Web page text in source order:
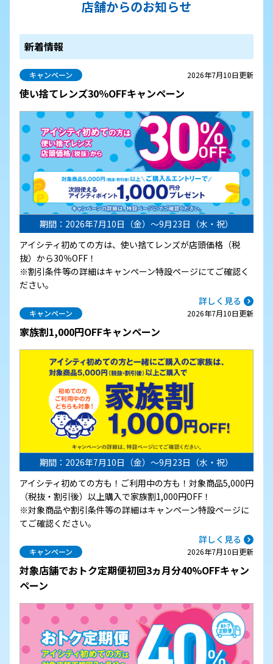
店舗からのお知らせ
新着情報
キャンペーン 2026年7月10日更新
使い捨てレンズ30％OFFキャンペーン
期間：2026年7月10日（金）～9月23日（水・祝）
アイシティ初めての方は、使い捨てレンズが店頭価格（税
抜）から30％OFF！
※割引条件等の詳細はキャンペーン特設ページにてご確認く
ださい。
詳しく見る
キャンペーン 2026年7月10日更新
家族割1,000円OFFキャンペーン
期間：2026年7月10日（金）～9月23日（水・祝）
アイシティ初めての方も！ご利用中の方も！対象商品5,000円
（税抜・割引後）以上購入で家族割1,000円OFF！
※対象商品や割引条件等の詳細はキャンペーン特設ページに
てご確認ください。
詳しく見る
キャンペーン 2026年7月10日更新
対象店舗でおトク定期便初回3ヵ月分40%OFFキャン
ペーン